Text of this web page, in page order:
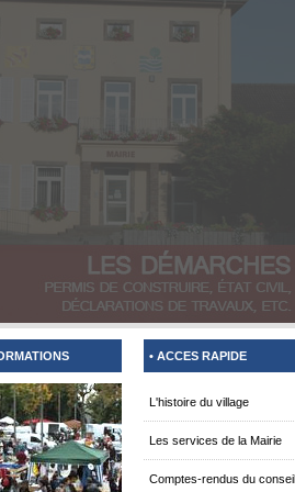
• ACCES RAPIDE
L'histoire du village
Les services de la Mairie
Comptes-rendus du conseil